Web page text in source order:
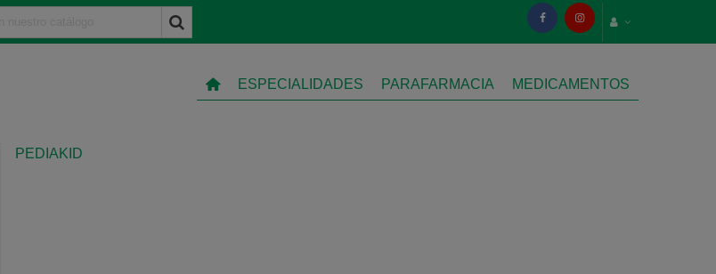
ESPECIALIDADES PARAFARMACIA MEDICAMENTOS
PEDIAKID